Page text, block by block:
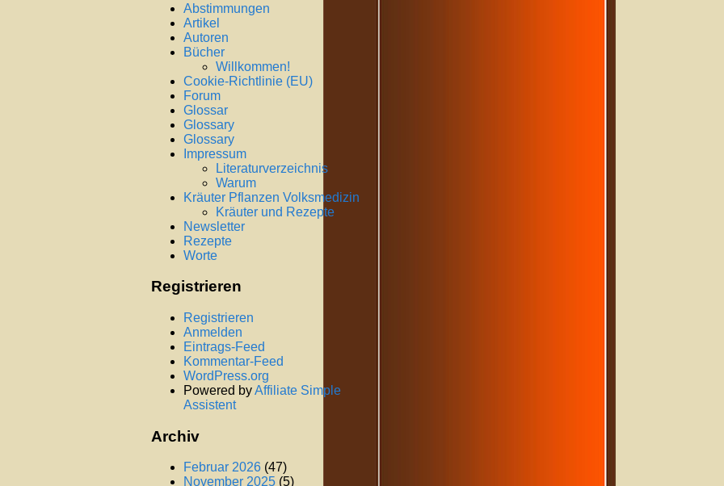
Abstimmungen
Artikel
Autoren
Bücher
Willkommen!
Cookie-Richtlinie (EU)
Forum
Glossar
Glossary
Glossary
Impressum
Literaturverzeichnis
Warum
Kräuter Pflanzen Volksmedizin
Kräuter und Rezepte
Newsletter
Rezepte
Worte
Registrieren
Registrieren
Anmelden
Eintrags-Feed
Kommentar-Feed
WordPress.org
Powered byAffiliate Simple
Assistent
Archiv
Februar 2026 (47)
November 2025 (5)